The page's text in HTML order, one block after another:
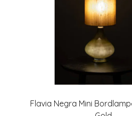
Flavia Negra Mini